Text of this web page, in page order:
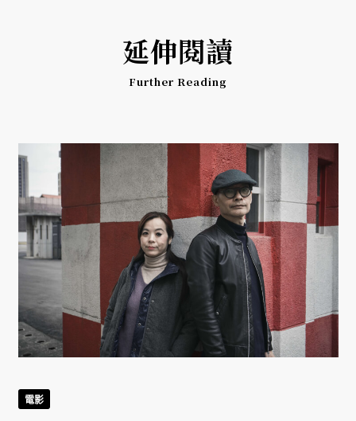
延伸閱讀
Further Reading
電影